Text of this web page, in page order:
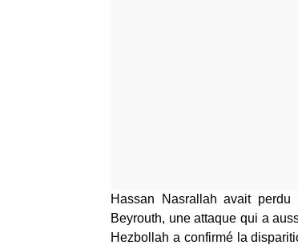
Hassan Nasrallah avait
Beyrouth, une attaque qui a
Hezbollah a confirmé la